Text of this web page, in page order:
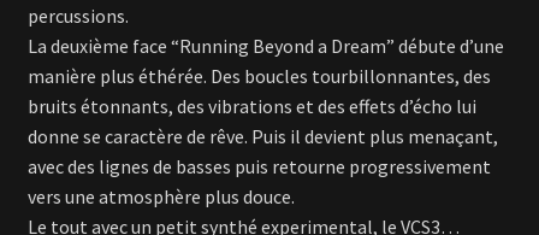
percussions.
La deuxième face “Running Beyond a Dream” débute d’une
manière plus éthérée. Des boucles tourbillonnantes, des
bruits étonnants, des vibrations et des effets d’écho lui
donne se caractère de rêve. Puis il devient plus menaçant,
avec des lignes de basses puis retourne progressivement
vers une atmosphère plus douce.
Le tout avec un petit synthé experimental, le VCS3…